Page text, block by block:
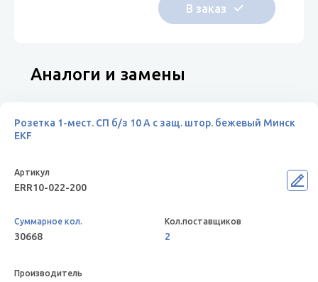
Аналоги и замены
Розетка 1-мест. СП б/з 10 А с защ. штор. бежевый Минск
EKF
ERR10-022-200
30668 2